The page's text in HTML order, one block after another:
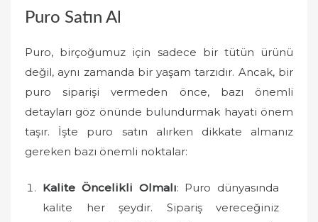
t
d
o
Puro Satın Al
Puro, birçoğumuz için sadece bir tütün ürünü
değil, aynı zamanda bir yaşam tarzıdır. Ancak, bir
puro siparişi vermeden önce, bazı önemli
detayları göz önünde bulundurmak hayati önem
taşır. İşte puro satın alırken dikkate almanız
gereken bazı önemli noktalar:
Kalite Öncelikli Olmalı: Puro dünyasında
kalite her şeydir. Sipariş vereceğiniz